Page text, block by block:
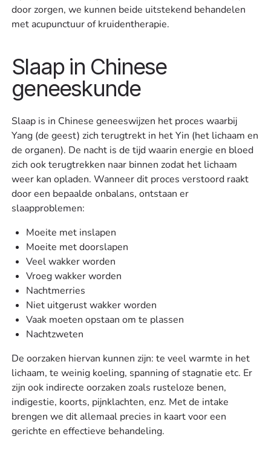
door zorgen, we kunnen beide uitstekend behandelen
met acupunctuur of kruidentherapie.
Slaap in Chinese
geneeskunde
Slaap is in Chinese geneeswijzen het proces waarbij
Yang (de geest) zich terugtrekt in het Yin (het lichaam en
de organen). De nacht is de tijd waarin energie en bloed
zich ook terugtrekken naar binnen zodat het lichaam
weer kan opladen. Wanneer dit proces verstoord raakt
door een bepaalde onbalans, ontstaan er
slaapproblemen:
Moeite met inslapen
Moeite met doorslapen
Veel wakker worden
Vroeg wakker worden
Nachtmerries
Niet uitgerust wakker worden
Vaak moeten opstaan om te plassen
Nachtzweten
De oorzaken hiervan kunnen zijn: te veel warmte in het
lichaam, te weinig koeling, spanning of stagnatie etc. Er
zijn ook indirecte oorzaken zoals rusteloze benen,
indigestie, koorts, pijnklachten, enz. Met de intake
brengen we dit allemaal precies in kaart voor een
gerichte en effectieve behandeling.